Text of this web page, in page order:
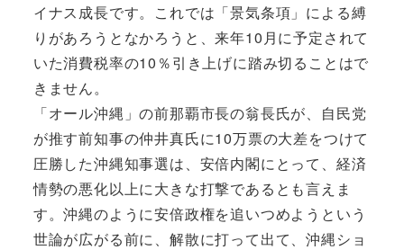
イナス成長です。これでは「景気条項」による縛
りがあろうとなかろうと、来年10月に予定されて
いた消費税率の10％引き上げに踏み切ることはで
きません。
「オール沖縄」の前那覇市長の翁長氏が、自民党
が推す前知事の仲井真氏に10万票の大差をつけて
圧勝した沖縄知事選は、安倍内閣にとって、経済
情勢の悪化以上に大きな打撃であるとも言えま
す。沖縄のように安倍政権を追いつめようという
世論が広がる前に、解散に打って出て、沖縄ショ